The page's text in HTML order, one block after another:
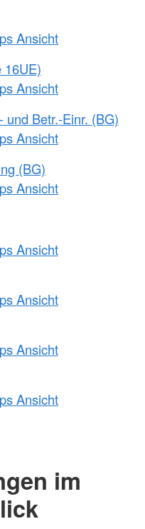
Ansicht
16UE)
Ansicht
und Betr.-Einr. (BG)
Ansicht
(BG)
Ansicht
Ansicht
Ansicht
Ansicht
Ansicht
im